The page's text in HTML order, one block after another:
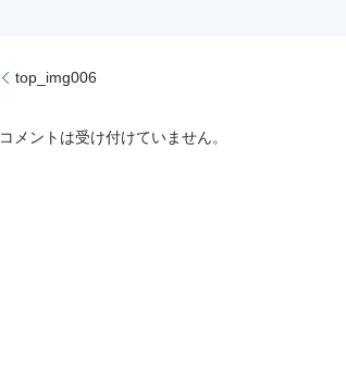
top_img006
コメントは受け付けていません。